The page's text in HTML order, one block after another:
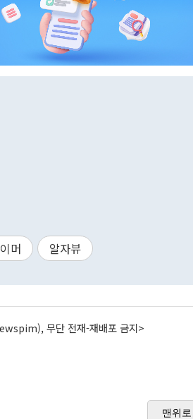
머 알자뷰
무단 전재-재배포 금지>
맨위로